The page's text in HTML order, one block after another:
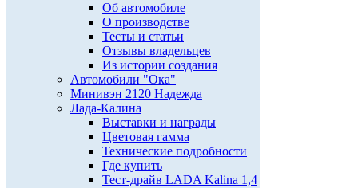
Об автомобиле
О производстве
Тесты и статьи
Отзывы владельцев
Из истории создания
Автомобили "Ока"
Минивэн 2120 Надежда
Лада-Калина
Выставки и награды
Цветовая гамма
Технические подробности
Где купить
Тест-драйв LADA Kalina 1,4